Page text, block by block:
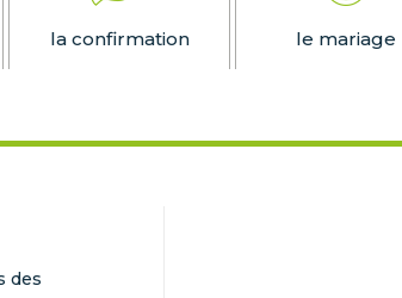
la confirmation le mariage
des